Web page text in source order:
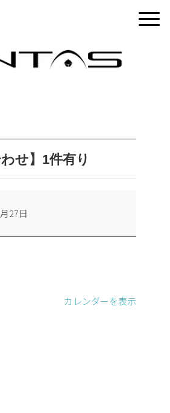
わせ】1件有り
27日
カレンダーを表示